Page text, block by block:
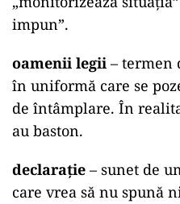
impun”.
oamenii legii – termen
în uniformă care se
de întâmplare. În
au baston.
declarație – sunet de
care vrea să nu spună